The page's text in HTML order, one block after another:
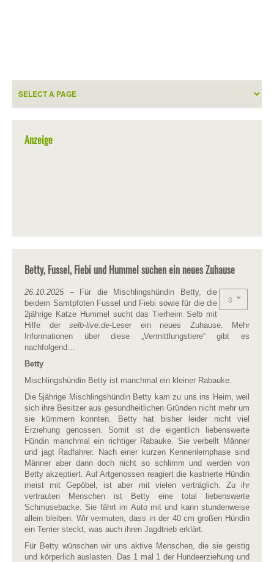
Anzeige
Betty, Fussel, Fiebi und Hummel suchen ein neues Zuhause
26.10.2025 – Für die Mischlingshündin Betty, die
beidem Samtpfoten Fussel und Fiebi sowie für die die
2jährige Katze Hummel sucht das Tierheim Selb mit
Hilfe der selb-live.de-Leser ein neues Zuhause. Mehr
Informationen über diese „Vermittlungstiere“ gibt es
nachfolgend…
Betty
Mischlingshündin Betty ist manchmal ein kleiner Rabauke.
Die 5jährige Mischlingshündin Betty kam zu uns ins Heim, weil
sich ihre Besitzer aus gesundheitlichen Gründen nicht mehr um
sie kümmern konnten. Betty hat bisher leider nicht viel
Erziehung genossen. Somit ist die eigentlich liebenswerte
Hündin manchmal ein richtiger Rabauke. Sie verbellt Männer
und jagt Radfahrer. Nach einer kurzen Kennenlernphase sind
Männer aber dann doch nicht so schlimm und werden von
Betty akzeptiert. Auf Artgenossen reagiert die kastrierte Hündin
meist mit Gepöbel, ist aber mit vielen verträglich. Zu ihr
vertrauten Menschen ist Betty eine total liebenswerte
Schmusebacke. Sie fährt im Auto mit und kann stundenweise
allein bleiben. Wir vermuten, dass in der 40 cm großen Hündin
ein Terrier steckt, was auch ihren Jagdtrieb erklärt.
Für Betty wünschen wir uns aktive Menschen, die sie geistig
und körperlich auslasten. Das 1 mal 1 der Hundeerziehung und